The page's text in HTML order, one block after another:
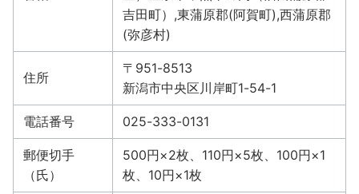
吉田町）,東蒲原郡(阿賀町),西蒲原郡
(弥彦村)
住所
〒951-8513
新潟市中央区川岸町1-54-1
電話番号 025-333-0131
郵便切手
（氏）
500円×2枚、110円×5枚、100円×1
枚、10円×1枚